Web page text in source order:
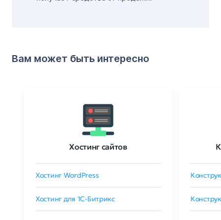
Вам может быть интересно
Хостинг сайтов
Хостинг WordPress
Хостинг для 1C-Битрикс